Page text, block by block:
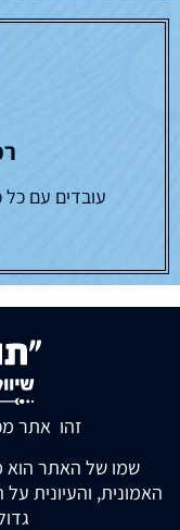
זהו אתר
שמו של האתר הוא
האמונית, והעיונית